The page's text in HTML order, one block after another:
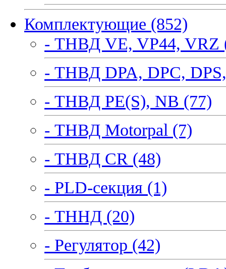
Комплектующие (852)
- ТНВД VE, VP44, VRZ
- ТНВД DPA, DPC,
- ТНВД PE(S), NB (77)
- ТНВД Motorpal (7)
- ТНВД CR (48)
- PLD-секция (1)
- ТННД (20)
- Регулятор (42)